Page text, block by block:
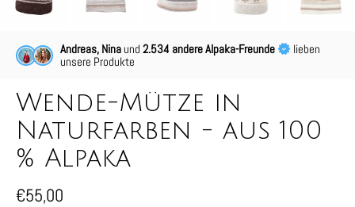
Andreas, Ninaund2.534 andere Alpaka-Freunde
lieben
unsere Produkte
Wende-Mütze in
Naturfarben - aus 100
% Alpaka
€55,00